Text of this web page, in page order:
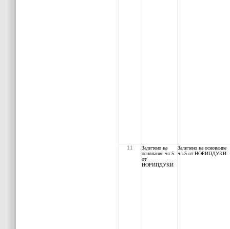
11
Заличено на
основание чл.5
от
НОРИПДУКИ
Заличено на основание
чл.5 от НОРИПДУКИ